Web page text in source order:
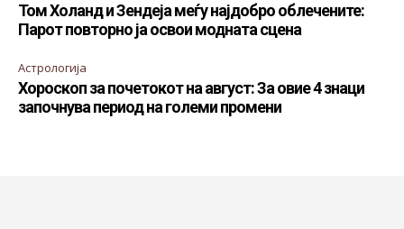
Том Холанд и Зендеја меѓу најдобро облечените:
Парот повторно ја освои модната сцена
Астрологија
Хороскоп за почетокот на август: За овие 4 знаци
започнува период на големи промени